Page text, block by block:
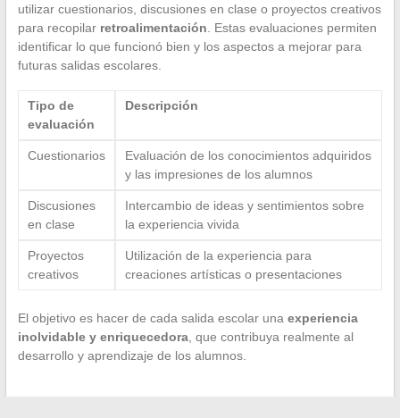
utilizar cuestionarios, discusiones en clase o proyectos creativos
para recopilar retroalimentación . Estas evaluaciones permiten
identificar lo que funcionó bien y los aspectos a mejorar para
futuras salidas escolares.
Tipo de
evaluación
Descripción
Cuestionarios
Evaluación de los conocimientos adquiridos
y las impresiones de los alumnos
Discusiones
en clase
Intercambio de ideas y sentimientos sobre
la experiencia vivida
Proyectos
creativos
Utilización de la experiencia para
creaciones artísticas o presentaciones
El objetivo es hacer de cada salida escolar una experiencia
inolvidable y enriquecedora, que contribuya realmente al
desarrollo y aprendizaje de los alumnos.